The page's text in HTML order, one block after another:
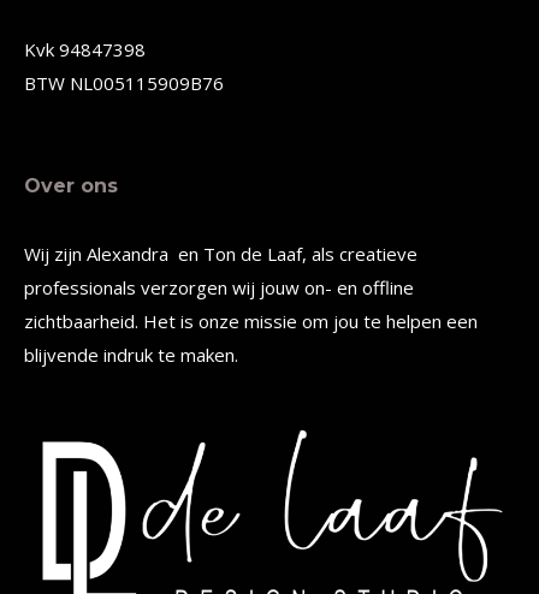
de
productpagina
Kvk 94847398
BTW NL005115909B76
Over ons
Wij zijn Alexandra en Ton de Laaf, als creatieve
professionals verzorgen wij jouw on- en offline
zichtbaarheid. Het is onze missie om jou te helpen een
blijvende indruk te maken.